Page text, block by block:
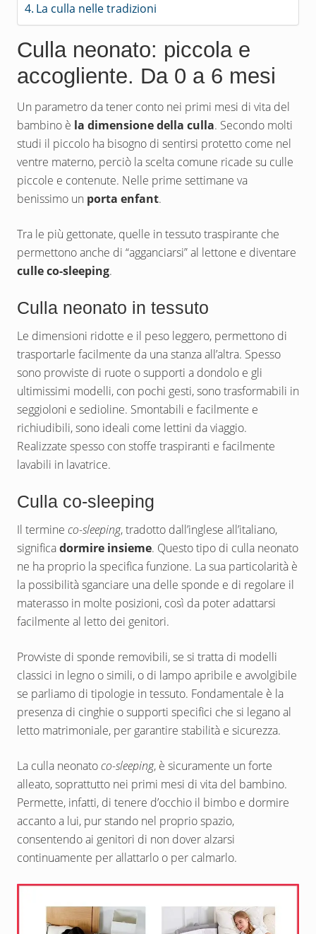
La culla nelle tradizioni
Culla neonato: piccola e
accogliente. Da 0 a 6 mesi
Un parametro da tener conto nei primi mesi di vita del
bambino è la dimensione della culla. Secondo molti
studi il piccolo ha bisogno di sentirsi protetto come nel
ventre materno, perciò la scelta comune ricade su culle
piccole e contenute. Nelle prime settimane va
benissimo un porta enfant.
Tra le più gettonate, quelle in tessuto traspirante che
permettono anche di “agganciarsi” al lettone e diventare
culle co-sleeping.
Culla neonato in tessuto
Le dimensioni ridotte e il peso leggero, permettono di
trasportarle facilmente da una stanza all’altra. Spesso
sono provviste di ruote o supporti a dondolo e gli
ultimissimi modelli, con pochi gesti, sono trasformabili in
seggioloni e sedioline. Smontabili e facilmente e
richiudibili, sono ideali come lettini da viaggio.
Realizzate spesso con stoffe traspiranti e facilmente
lavabili in lavatrice.
Culla co-sleeping
Il termine co-sleeping, tradotto dall’inglese all’italiano,
significadormire insieme. Questo tipo di culla neonato
ne ha proprio la specifica funzione. La sua particolarità è
la possibilità sganciare una delle sponde e di regolare il
materasso in molte posizioni, così da poter adattarsi
facilmente al letto dei genitori.
Provviste di sponde removibili, se si tratta di modelli
classici in legno o simili, o di lampo apribile e avvolgibile
se parliamo di tipologie in tessuto. Fondamentale è la
presenza di cinghie o supporti specifici che si legano al
letto matrimoniale, per garantire stabilità e sicurezza.
La culla neonatoco-sleeping, è sicuramente un forte
alleato, soprattutto nei primi mesi di vita del bambino.
Permette, infatti, di tenere d’occhio il bimbo e dormire
accanto a lui, pur stando nel proprio spazio,
consentendo ai genitori di non dover alzarsi
continuamente per allattarlo o per calmarlo.